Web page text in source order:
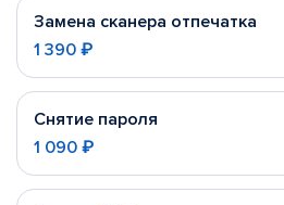
Замена сканера отпечатка
1 390 ₽
Снятие пароля
1 090 ₽